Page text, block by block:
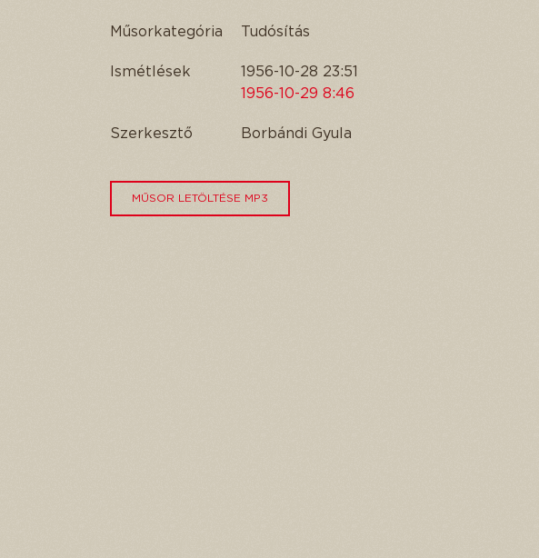
Műsorkategória Tudósítás
Ismétlések
1956-10-28 23:51
1956-10-29 8:46
Szerkesztő Borbándi Gyula
MŰSOR LETÖLTÉSE MP3